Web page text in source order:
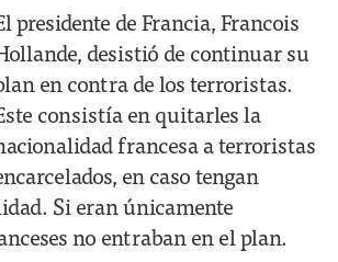
presidente de Francia, Francois
desistió de continuar su
en contra de los terroristas.
consistía en quitarles la
francesa a terroristas
en caso tengan
Si eran únicamente
no entraban en el plan.